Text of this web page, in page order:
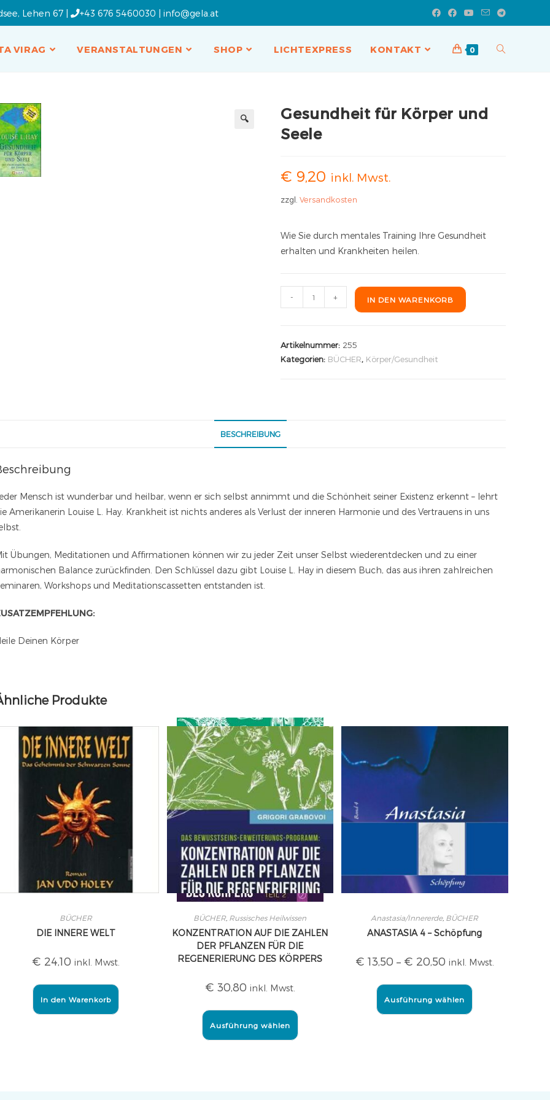
Lehen 67 | +43 676 5460030 | info@gela.at
VIRAG VERANSTALTUNGEN SHOP LICHTEXPRESS KONTAKT 0
Gesundheit für Körper und
Seele
€ 9,20 inkl. Mwst.
zzgl.Versandkosten
Wie Sie durch mentales Training Ihre Gesundheit
erhalten und Krankheiten heilen.
- + IN DEN WARENKORB
Artikelnummer: 255
Kategorien: BÜCHER, Körper/Gesundheit
BESCHREIBUNG
Mensch ist wunderbar und heilbar, wenn er sich selbst annimmt und die Schönheit seiner Existenz erkennt – lehrt
Amerikanerin Louise L. Hay. Krankheit ist nichts anderes als Verlust der inneren Harmonie und des Vertrauens in uns
Übungen, Meditationen und Affirmationen können wir zu jeder Zeit unser Selbst wiederentdecken und zu einer
Balance zurückfinden. Den Schlüssel dazu gibt Louise L. Hay in diesem Buch, das aus ihren zahlreichen
Workshops und Meditationscassetten entstanden ist.
Deinen Körper
Produkte
BÜCHER
DIE INNERE WELT
€ 24,10 inkl. Mwst.
In den Warenkorb
BÜCHER, Russisches Heilwissen
KONZENTRATION AUF DIE ZAHLEN
DER PFLANZEN FÜR DIE
REGENERIERUNG DES KÖRPERS
€ 30,80 inkl. Mwst.
Ausführung wählen
Anastasia/Innererde, BÜCHER
ANASTASIA 4 – Schöpfung
€ 13,50 – € 20,50 inkl. Mwst.
Ausführung wählen